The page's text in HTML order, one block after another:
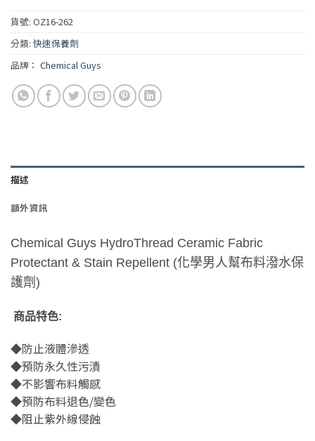
貨號: OZ16-262
分類: 快速保養劑
品牌： Chemical Guys
描述
額外資訊
Chemical Guys HydroThread Ceramic Fabric
Protectant & Stain Repellent (化學男人幫布料潑水保
護劑)
商品特色:
◆防止液體滲透
◆預防永久性污漬
◆不影響布料觸感
◆預防布料退色/變色
◆阻止紫外線侵蝕